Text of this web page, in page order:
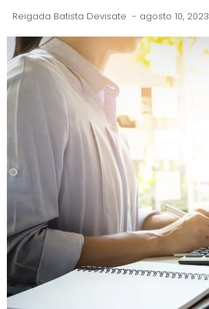
Reigada Batista Devisate - agosto 10, 2023